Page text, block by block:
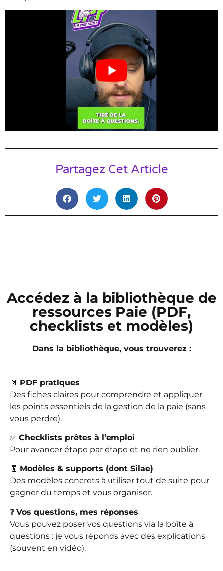
Partagez Cet Article
Accédez à la bibliothèque de
ressources Paie (PDF,
checklists et modèles)
Dans la bibliothèque, vous trouverez :
📄 PDF pratiques
Des fiches claires pour comprendre et appliquer
les points essentiels de la gestion de la paie (sans
vous perdre).
✅ Checklists prêtes à l’emploi
Pour avancer étape par étape et ne rien oublier.
🧾 Modèles & supports (dont Silae)
Des modèles concrets à utiliser tout de suite pour
gagner du temps et vous organiser.
❓ Vos questions, mes réponses
Vous pouvez poser vos questions via la boîte à
questions : je vous réponds avec des explications
(souvent en vidéo).